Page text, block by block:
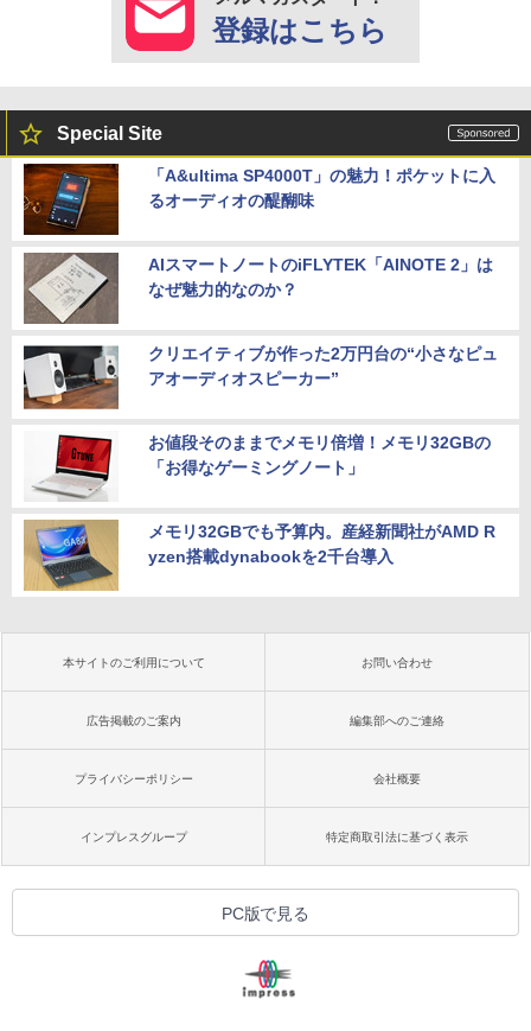
登録はこちら
Special Site
「A&ultima SP4000T」の魅力！ポケットに入
るオーディオの醍醐味
AIスマートノートのiFLYTEK「AINOTE 2」は
なぜ魅力的なのか？
クリエイティブが作った2万円台の“小さなピュ
アオーディオスピーカー”
お値段そのままでメモリ倍増！メモリ32GBの
「お得なゲーミングノート」
メモリ32GBでも予算内。産経新聞社がAMD R
yzen搭載dynabookを2千台導入
本サイトのご利用について お問い合わせ
広告掲載のご案内 編集部へのご連絡
プライバシーポリシー 会社概要
インプレスグループ 特定商取引法に基づく表示
PC版で見る